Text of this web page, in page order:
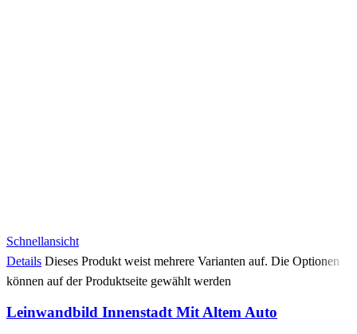
Schnellansicht
Details Dieses Produkt weist mehrere Varianten auf. Die Optionen
können auf der Produktseite gewählt werden
Leinwandbild Innenstadt Mit Altem Auto